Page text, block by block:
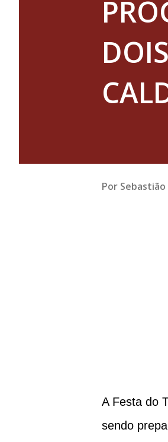
Por Sebastião
A Festa do
sendo